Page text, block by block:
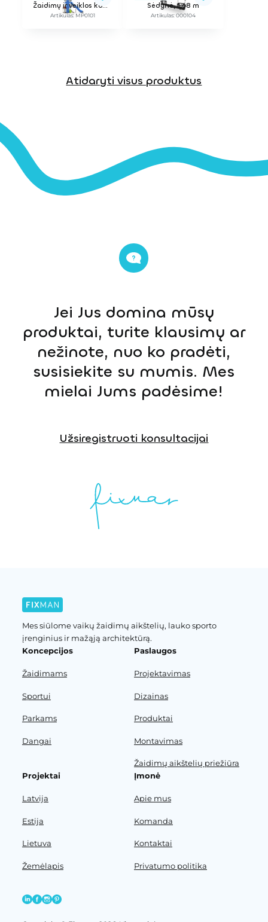
Žaidimų ir veiklos kompleksas
Artikulas: MP0101
Sėdynė, 1,68 m
Artikulas: 000104
Atidaryti visus produktus
Jei Jus domina mūsų
produktai, turite klausimų ar
nežinote, nuo ko pradėti,
susisiekite su mumis. Mes
mielai Jums padėsime!
Užsiregistruoti konsultacijai
Mes siūlome vaikų žaidimų aikštelių, lauko sporto
įrenginius ir mažąją architektūrą.
Koncepcijos
Žaidimams
Sportui
Parkams
Dangai
Paslaugos
Projektavimas
Dizainas
Produktai
Montavimas
Žaidimų aikštelių priežiūra
Projektai
Latvija
Estija
Lietuva
Žemėlapis
Įmonė
Apie mus
Komanda
Kontaktai
Privatumo politika